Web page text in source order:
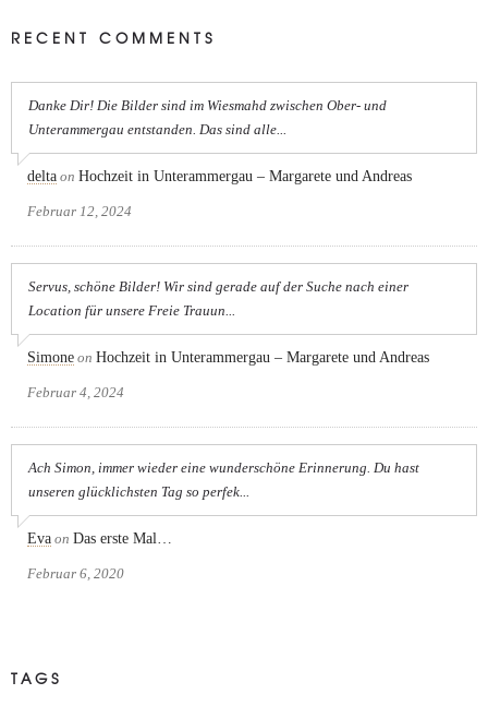
RECENT COMMENTS
Danke Dir! Die Bilder sind im Wiesmahd zwischen Ober- und
Unterammergau entstanden. Das sind alle...
delta on Hochzeit in Unterammergau – Margarete und Andreas
Februar 12, 2024
Servus, schöne Bilder! Wir sind gerade auf der Suche nach einer
Location für unsere Freie Trauun...
Simone on Hochzeit in Unterammergau – Margarete und Andreas
Februar 4, 2024
Ach Simon, immer wieder eine wunderschöne Erinnerung. Du hast
unseren glücklichsten Tag so perfek...
Eva on Das erste Mal…
Februar 6, 2020
TAGS